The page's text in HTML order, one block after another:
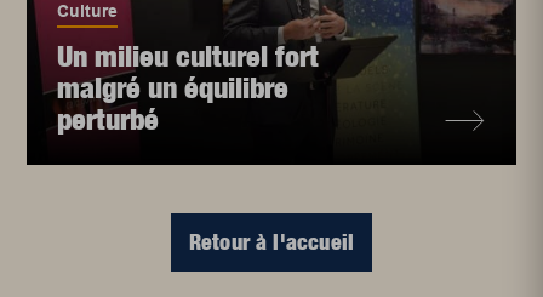
Culture
Un milieu culturel fort
malgré un équilibre
perturbé
Retour à l'accueil